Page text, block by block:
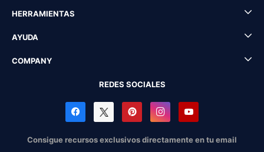
HERRAMIENTAS
AYUDA
COMPANY
REDES SOCIALES
Consigue recursos exclusivos directamente en tu email